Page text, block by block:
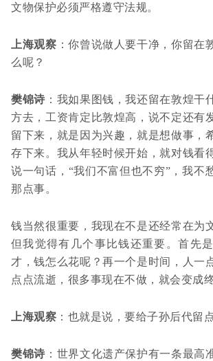
文物保护必须严格遵守法规。
上海观察 ：你曾说做人要干净，你留在
么呢？
樊锦诗 ：我如果图钱，我还留在敦煌干
方去，工资肯定比敦煌高，说不定还有
留下来，就是因为兴趣，就是想做事，
存下来。我从年轻时候开始，就对钱看
说一句话，“我们不富但也不穷”，我不
那点事。
钱当然很重要，我现在不是还经常在为
但我觉得有几个事比钱还重要。首先
才，钱怎么花呢？再一个是时间，人一
点点流逝，很多事现在不做，就会变成
上海观察 ：也就是说，要给子孙后代留
樊锦诗 ：世界文化遗产保护有一条最高